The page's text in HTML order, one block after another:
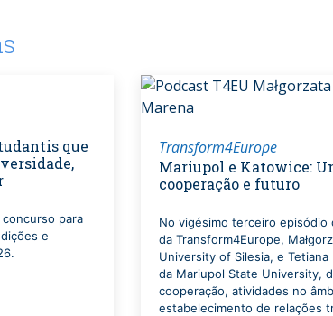
que
para
e
Transform4Europe
Mariupol e Katowice:
cooperação e futuro
No vigésimo terceiro episódio
da Transform4Europe,
University of Silesia, e
da Mariupol State University,
cooperação, atividades no
estabelecimento de relações